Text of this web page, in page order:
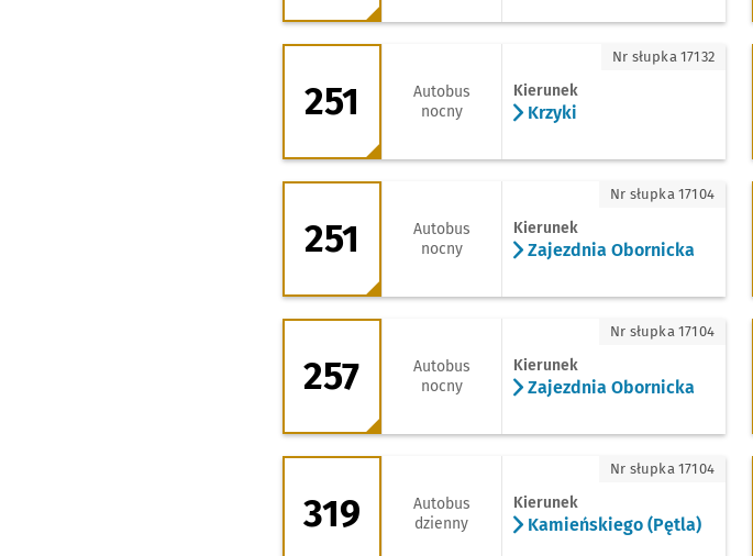
251 - kierunek Krzyki
251
Autobus
nocny
Kierunek
Krzyki
Nr słupka 17132
251 - kierunek Zajezdnia Obornicka
251
Autobus
nocny
Kierunek
Zajezdnia Obornicka
Nr słupka 17104
257 - kierunek Zajezdnia Obornicka
257
Autobus
nocny
Kierunek
Zajezdnia Obornicka
Nr słupka 17104
319 - kierunek Kamieńskiego (Pętla)
319
Autobus
dzienny
Kierunek
Kamieńskiego (Pętla)
Nr słupka 17104